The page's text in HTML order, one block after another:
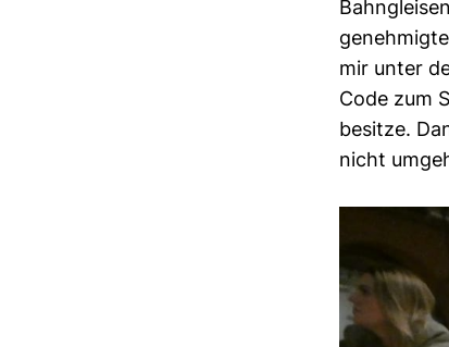
mir unter
Code zum
besitze.
nicht